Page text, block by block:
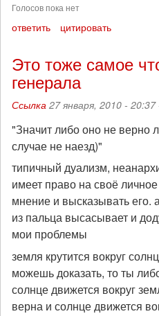
Голосов пока нет
ответить цитировать
Это тоже самое
генерала
Ссылка 27 января, 2010 - 20:37
"Значит либо оно не верно
случае не наезд)"
типичный дуализм,
имеет право на своё
мнение и высказывать его.
из пальца высасывает и
мои проблемы
земля крутится вокруг
можешь доказать, то ты
солнце движется вокруг
верна и солнце движется